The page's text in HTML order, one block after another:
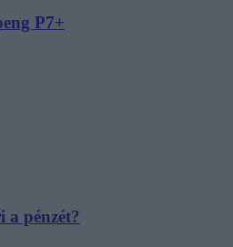
P7+
a pénzét?